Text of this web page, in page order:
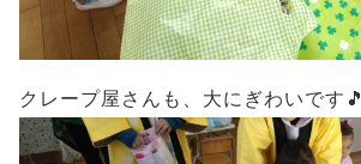
クレープ屋さんも、大にぎわいです🎵